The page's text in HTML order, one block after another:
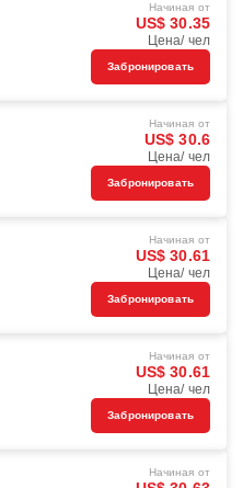
Начиная от
US$ 30.35
Цена/ чел
Забронировать
Начиная от
US$ 30.6
Цена/ чел
Забронировать
Начиная от
US$ 30.61
Цена/ чел
Забронировать
Начиная от
US$ 30.61
Цена/ чел
Забронировать
Начиная от